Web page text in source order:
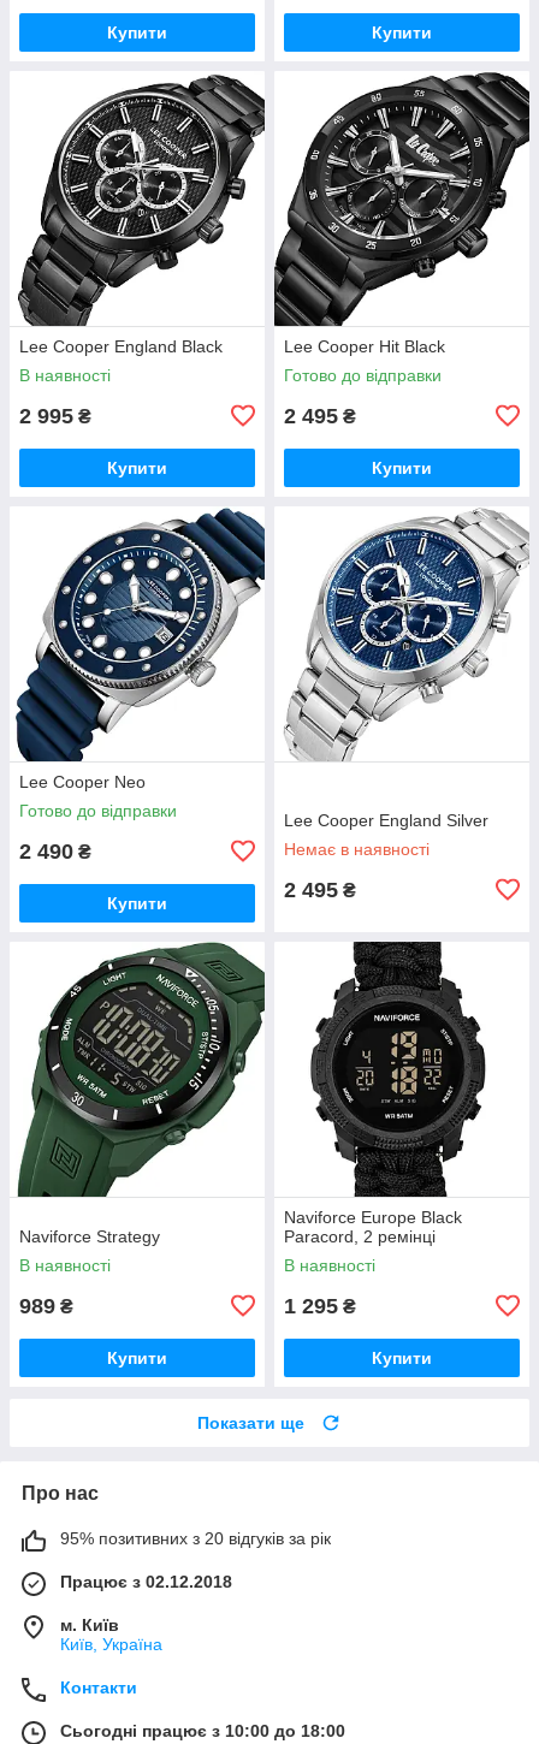
Купити Купити
Lee Cooper England Black
В наявності
2 995 ₴
Купити
Lee Cooper Hit Black
Готово до відправки
2 495 ₴
Купити
Lee Cooper Neo
Готово до відправки
2 490 ₴
Купити
Lee Cooper England Silver
Немає в наявності
2 495 ₴
Naviforce Strategy
В наявності
989 ₴
Купити
Naviforce Europe Black
Paracord, 2 ремінці
В наявності
1 295 ₴
Купити
Показати ще
Про нас
95% позитивних з 20 відгуків за рік
Працює з 02.12.2018
м. Київ
Київ, Україна
Контакти
Сьогодні працює з 10:00 до 18:00